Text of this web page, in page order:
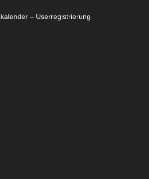
– Userregistrierung